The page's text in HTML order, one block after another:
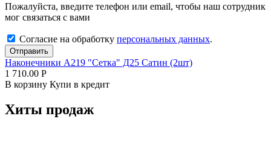
Пожалуйста, введите телефон или email, чтобы наш сотрудник
мог связаться с вами
Согласие на обработку персональных данных.
Отправить
Наконечники А219 "Сетка" Д25 Сатин (2шт)
1 710.00 Р
В корзину Купи в кредит
Хиты продаж